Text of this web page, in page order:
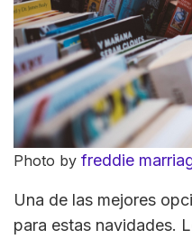
Photo by freddie
Una de las mejores
para estas navidades.